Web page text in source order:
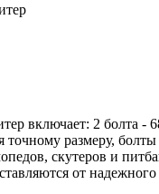
включает: 2 болта
точному размеру,
скутеров и
от